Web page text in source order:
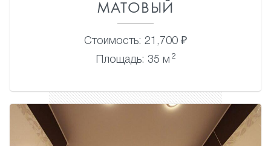
МАТОВЫЙ
Стоимость: 21,700 ₽
Площадь: 35 м 2